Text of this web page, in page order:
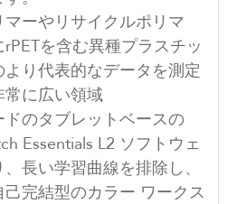
ーやリサイクルポリマ
を含む異種プラスチッ
より代表的なデータを測定
常に広い領域
ドのタブレットベースの
Essentials L2 ソフトウェ
長い学習曲線を排除し、
己完結型のカラー ワークス